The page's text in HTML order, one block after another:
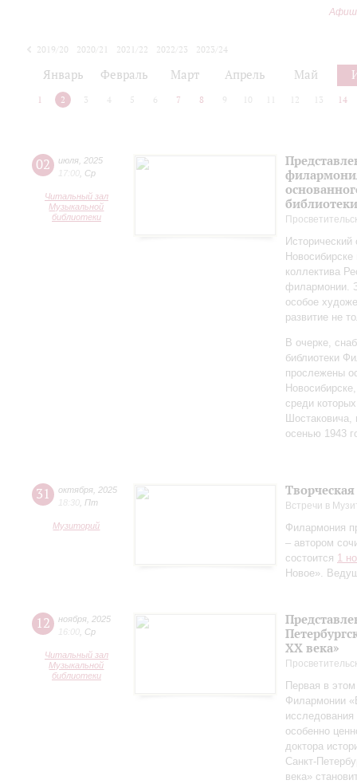
2019/20 2020/21 2021/22 2022/23
2023/24
Январь Февраль Март Апрель Май
1 2 3 4 5 6 7 8 9 10 12 13 14
02 июля 2025
17:00 Ср
Читальный зал
Музыкальной
библиотеки
коллектива
филармонии.
особое
развитие не
В очерке,
библиотеки
прослежены
среди
Шостаковича,
осенью 1943
31 октября 2025
18:30
Пт
Музиторий
Встречи в
Филармония
– автором
состоится 1
Новое».
12 ноября 2025
Ср
Читальный зал
Музыкальной
библиотеки
ХХ века»
Первая в
Филармонии
особенно
доктора
века»